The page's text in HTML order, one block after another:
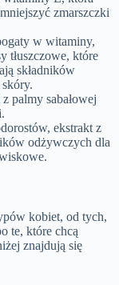
zmarszczki
w witaminy,
tłuszczowe, które
składników
palmy sabałowej
ekstrakt z
odżywczych dla
kobiet, od tych,
te, które chcą
znajdują się